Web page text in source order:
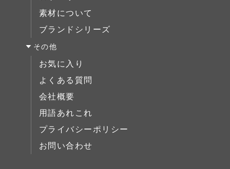
展示中
ベッド
ミラー/スモールアイテム
サイドボード
展示中
素材について
ブランドシリーズ
その他
お気に入り
よくある質問
会社概要
用語あれこれ
プライバシーポリシー
お問い合わせ